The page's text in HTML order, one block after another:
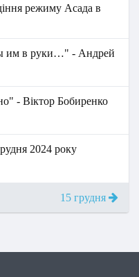
режиму Асада в
им в руки…" - Андрей
- Віктор Бобиренко
2024 року
15 грудня